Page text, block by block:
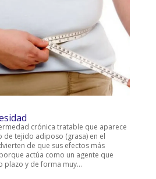
crónica tratable que aparece
de tejido adiposo (grasa) en el
de que sus efectos más
actúa como un agente que
plazo y de forma muy...